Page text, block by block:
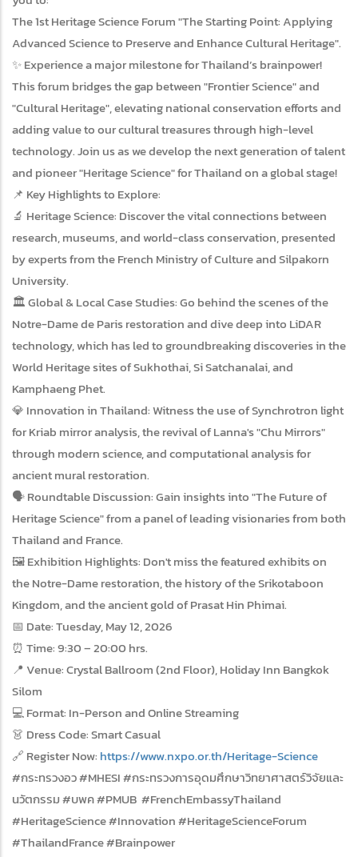
The 1st Heritage Science Forum "The Starting Point: Applying
Advanced Science to Preserve and Enhance Cultural Heritage".
✨ Experience a major milestone for Thailand’s brainpower!
This forum bridges the gap between "Frontier Science" and
"Cultural Heritage", elevating national conservation efforts and
adding value to our cultural treasures through high-level
technology. Join us as we develop the next generation of talent
and pioneer "Heritage Science" for Thailand on a global stage!
📌 Key Highlights to Explore:
🔬 Heritage Science: Discover the vital connections between
research, museums, and world-class conservation, presented
by experts from the French Ministry of Culture and Silpakorn
University.
🏛️ Global & Local Case Studies: Go behind the scenes of the
Notre-Dame de Paris restoration and dive deep into LiDAR
technology, which has led to groundbreaking discoveries in the
World Heritage sites of Sukhothai, Si Satchanalai, and
Kamphaeng Phet.
💎 Innovation in Thailand: Witness the use of Synchrotron light
for Kriab mirror analysis, the revival of Lanna's "Chu Mirrors"
through modern science, and computational analysis for
ancient mural restoration.
🗣️ Roundtable Discussion: Gain insights into "The Future of
Heritage Science" from a panel of leading visionaries from both
Thailand and France.
🖼️ Exhibition Highlights: Don't miss the featured exhibits on
the Notre-Dame restoration, the history of the Srikotaboon
Kingdom, and the ancient gold of Prasat Hin Phimai.
📅 Date: Tuesday, May 12, 2026
⏰ Time: 9:30 – 20:00 hrs.
📍 Venue: Crystal Ballroom (2nd Floor), Holiday Inn Bangkok
Silom
💻 Format: In-Person and Online Streaming
👗 Dress Code: Smart Casual
🔗 Register Now: https://www.nxpo.or.th/Heritage-Science
#กระทรวงอว #MHESI #กระทรวงการอุดมศึกษาวิทยาศาสตร์วิจัยและ
นวัตกรรม #บพค #PMUB #FrenchEmbassyThailand
#HeritageScience #Innovation #HeritageScienceForum
#ThailandFrance #Brainpower